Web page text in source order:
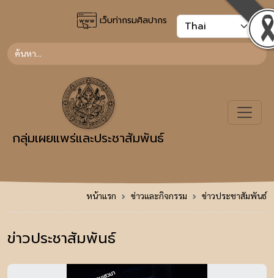
เว็บท่ากรมศิลปากร
กลุ่มเผยแพร่และประชาสัมพันธ์
หน้าแรก ข่าวและกิจกรรม ข่าวประชาสัมพันธ์
ข่าวประชาสัมพันธ์